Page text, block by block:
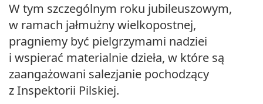
W tym szczególnym roku jubileuszowym,
w ramach jałmużny wielkopostnej,
pragniemy być pielgrzymami nadziei
i wspierać materialnie dzieła, w które są
zaangażowani salezjanie pochodzący
z Inspektorii Pilskiej.